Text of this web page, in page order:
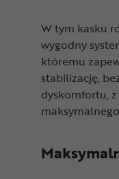
W tym kasku
wygodny
któremu
stabilizację,
dyskomfortu,